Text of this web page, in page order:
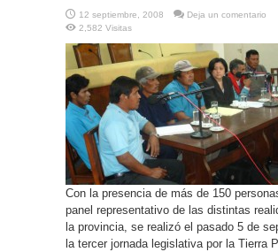
12 septiembre, 2008
Deja un comentario
2,582 Visitas
Con la presencia de más de 150
panel representativo de las distintas
la provincia, se realizó el pasado 5 de
la tercer jornada legislativa por la Tierra